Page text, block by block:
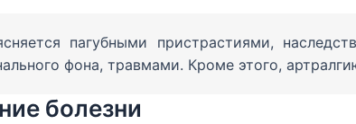
пагубными пристрастиями,
фона, травмами. Кроме этого,
болезни